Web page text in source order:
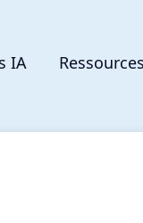
IA